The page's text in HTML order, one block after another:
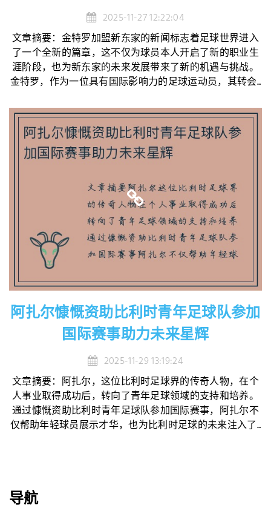
2025-11-27 12:22:04
文章摘要：金特罗加盟新东家的新闻标志着足球世界进入
了一个全新的篇章，这不仅为球员本人开启了新的职业生
涯阶段，也为新东家的未来发展带来了新的机遇与挑战。
金特罗，作为一位具有国际影响力的足球运动员，其转会...
阿扎尔慷慨资助比利时青年足球队参加
国际赛事助力未来星辉
2025-11-29 13:19:24
文章摘要：阿扎尔，这位比利时足球界的传奇人物，在个
人事业取得成功后，转向了青年足球领域的支持和培养。
通过慷慨资助比利时青年足球队参加国际赛事，阿扎尔不
仅帮助年轻球员展示才华，也为比利时足球的未来注入了...
导航